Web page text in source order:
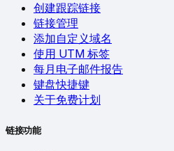
创建跟踪链接
链接管理
添加自定义域名
使用 UTM 标签
每月电子邮件报告
键盘快捷键
关于免费计划
链接功能